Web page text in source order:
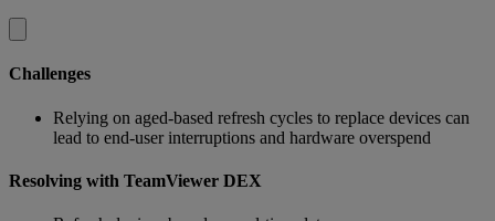
Challenges
Relying on aged-based refresh cycles to replace devices can
lead to end-user interruptions and hardware overspend
Resolving with TeamViewer DEX